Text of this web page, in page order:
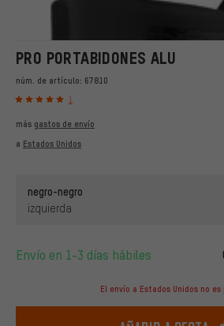
PRO PORTABIDONES ALU
núm. de artículo: 67810
1
más gastos de envío
a Estados Unidos
negro-negro
izquierda
Envío en 1-3 días hábiles
El envío a Estados Unidos no es